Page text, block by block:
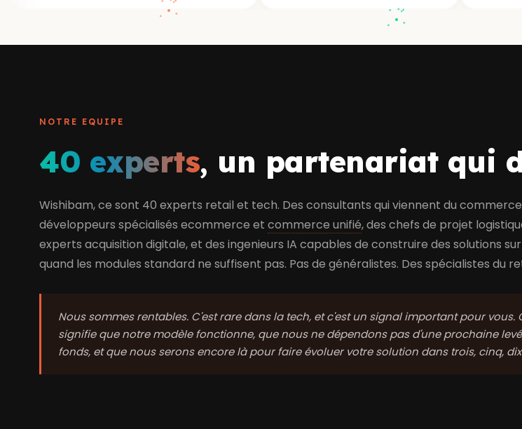
NOTRE EQUIPE
40 experts, un partenariat qui
Wishibam, ce sont 40 experts retail et tech. Des consultants qui viennent du
développeurs spécialisés ecommerce et commerce unifié, des chefs de projet
experts acquisition digitale, et des ingenieurs IA capables de construire des solutions
quand les modules standard ne suffisent pas. Pas de généralistes. Des spécialistes du
Nous sommes rentables. C'est rare dans la tech, et c'est un signal important pour vous.
signifie que notre modèle fonctionne, que nous ne dépendons pas d'une prochaine
fonds, et que nous serons encore là pour faire évoluer votre solution dans trois, cinq,